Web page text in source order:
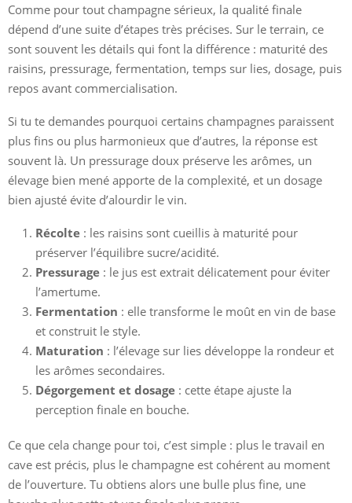
Comme pour tout champagne sérieux, la qualité finale
dépend d’une suite d’étapes très précises. Sur le terrain, ce
sont souvent les détails qui font la différence : maturité des
raisins, pressurage, fermentation, temps sur lies, dosage, puis
repos avant commercialisation.
Si tu te demandes pourquoi certains champagnes paraissent
plus fins ou plus harmonieux que d’autres, la réponse est
souvent là. Un pressurage doux préserve les arômes, un
élevage bien mené apporte de la complexité, et un dosage
bien ajusté évite d’alourdir le vin.
Récolte : les raisins sont cueillis à maturité pour
préserver l’équilibre sucre/acidité.
Pressurage : le jus est extrait délicatement pour éviter
l’amertume.
Fermentation : elle transforme le moût en vin de base
et construit le style.
Maturation : l’élevage sur lies développe la rondeur et
les arômes secondaires.
Dégorgement et dosage : cette étape ajuste la
perception finale en bouche.
Ce que cela change pour toi, c’est simple : plus le travail en
cave est précis, plus le champagne est cohérent au moment
de l’ouverture. Tu obtiens alors une bulle plus fine, une